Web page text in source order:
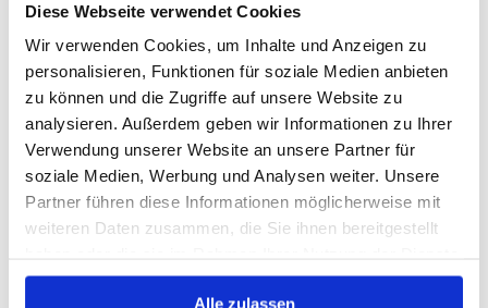
Diese Webseite verwendet Cookies
Wir verwenden Cookies, um Inhalte und Anzeigen zu
personalisieren, Funktionen für soziale Medien anbieten
zu können und die Zugriffe auf unsere Website zu
analysieren. Außerdem geben wir Informationen zu Ihrer
Verwendung unserer Website an unsere Partner für
soziale Medien, Werbung und Analysen weiter. Unsere
Partner führen diese Informationen möglicherweise mit
weiteren Daten zusammen, die Sie ihnen bereitgestellt
gesammelt haben.
Alle zulassen
125 Varianten
STK Warenkorb
Nicht auf Lager